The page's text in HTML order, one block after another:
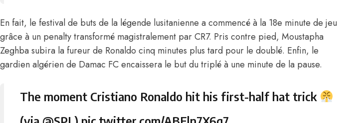
En fait, le festival de buts de la légende lusitanienne a commencé à la 18e minute de jeu
grâce à un penalty transformé magistralement par CR7. Pris contre pied, Moustapha
Zeghba subira la fureur de Ronaldo cinq minutes plus tard pour le doublé. Enfin, le
gardien algérien de Damac FC encaissera le but du triplé à une minute de la pause.
The moment Cristiano Ronaldo hit his first-half hat trick